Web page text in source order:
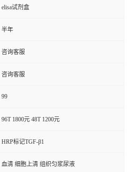
elisa试剂盒
半年
咨询客服
咨询客服
99
96T 1800元 48T 1200元
HRP标记TGF-β1
血清 细胞上清 组织匀浆尿液